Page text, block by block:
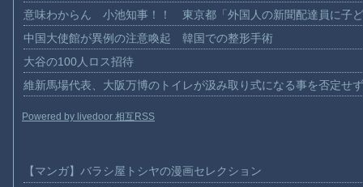
意味わからん 小池知事！！ 東京都「外国人の新聞配達員に子
中国大使館が異例の注意喚起 韓国での整形手術
大谷の100人ロス招待
維新馬場代表、大阪万博のトイレが汲み取り式になる事を否定せ
Powered by livedoor 相互RSS
【マンガ】バラシ屋トシヤの漫画セレクション